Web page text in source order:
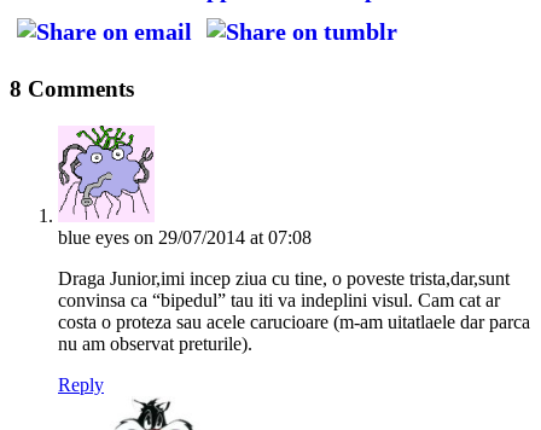
8 Comments
blue eyes on 29/07/2014 at 07:08
Draga Junior,imi incep ziua cu tine, o poveste trista,dar,sunt
convinsa ca “bipedul” tau iti va indeplini visul. Cam cat ar
costa o proteza sau acele carucioare (m-am uitatlaele dar parca
nu am observat preturile).
Reply